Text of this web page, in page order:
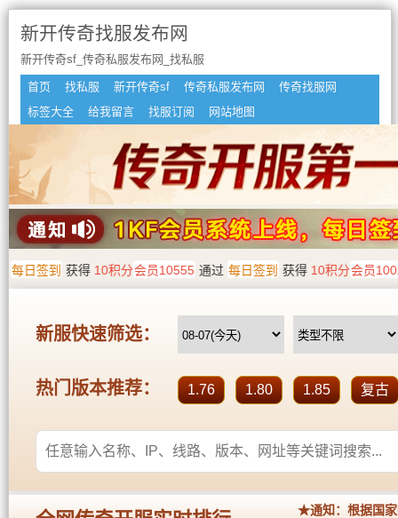
新开传奇找服发布网
新开传奇sf_传奇私服发布网_找私服
首页 找私服 新开传奇sf 传奇私服发布网
传奇找服网
标签大全
给我留言 找服订阅 网站地图